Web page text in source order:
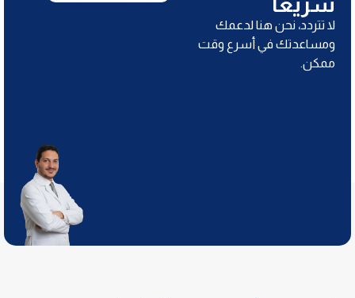
لا تتردد، نحن هنا لدعمك
ومساعدتك في أسرع وقت
ممكن.